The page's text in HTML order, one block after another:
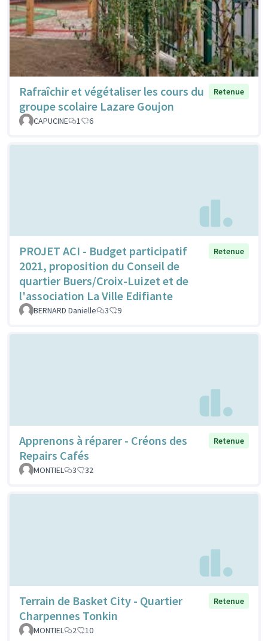
Rafraîchir et végétaliser les cours du
groupe scolaire Lazare Goujon
Retenue
CAPUCINE 1 6
PROJET ACI - Budget participatif
2021, proposition du Conseil de
quartier Buers/Croix-Luizet et de
l'association La Ville Edifiante
Retenue
BERNARD Danielle 3 9
Apprenons à réparer - Créons des
Repairs Cafés
Retenue
MONTIEL 3 32
Terrain de Basket City - Quartier
Charpennes Tonkin
Retenue
MONTIEL 2 10